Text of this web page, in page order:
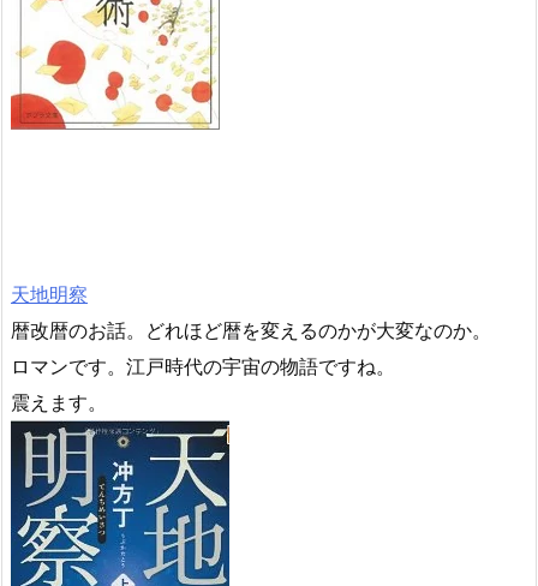
天地明察
暦改暦のお話。どれほど暦を変えるのかが大変なのか。
ロマンです。江戸時代の宇宙の物語ですね。
震えます。